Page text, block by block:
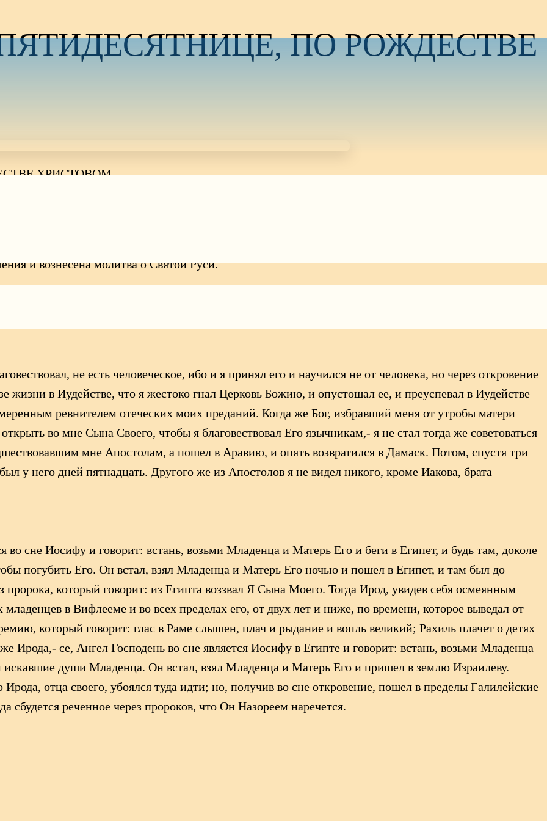
ПО РОЖДЕСТВЕ
ХРИСТОВОМ
по Рождестве Христовом. Правв. Иосифа Обручника, Давида царя и Иакова, брата
города Геленджика были совершены две Божественные литургии. Раннюю Литургию — иерей
совершил протоиерей Алексий Ковалев.
и вознесена молитва о Святой Руси.
не есть человеческое, ибо и я принял его и научился не от человека, но через откровение
в Иудействе, что я жестоко гнал Церковь Божию, и опустошал ее, и преуспевал в Иудействе
ревнителем отеческих моих преданий. Когда же Бог, избравший меня от утробы матери
во мне Сына Своего, чтобы я благовествовал Его язычникам,- я не стал тогда же советоваться
мне Апостолам, а пошел в Аравию, и опять возвратился в Дамаск. Потом, спустя три
у него дней пятнадцать. Другого же из Апостолов я не видел никого, кроме Иакова, брата
во сне Иосифу и говорит: встань, возьми Младенца и Матерь Его и беги в Египет, и будь там, доколе
погубить Его. Он встал, взял Младенца и Матерь Его ночью и пошел в Египет, и там был до
пророка, который говорит: из Египта воззвал Я Сына Моего. Тогда Ирод, увидев себя осмеянным
младенцев в Вифлееме и во всех пределах его, от двух лет и ниже, по времени, которое выведал от
который говорит: глас в Раме слышен, плач и рыдание и вопль великий; Рахиль плачет о детях
Ирода,- се, Ангел Господень во сне является Иосифу в Египте и говорит: встань, возьми Младенца
души Младенца. Он встал, взял Младенца и Матерь Его и пришел в землю Израилеву.
отца своего, убоялся туда идти; но, получив во сне откровение, пошел в пределы Галилейские
сбудется реченное через пророков, что Он Назореем наречется.